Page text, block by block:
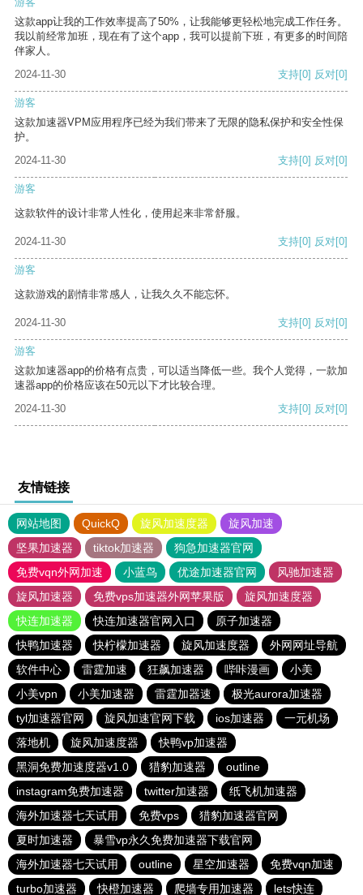
这款app让我的工作效率提高了50%，让我能够更轻松地完成工作任务。
我以前经常加班，现在有了这个app，我可以提前下班，有更多的时间陪
伴家人。
2024-11-30
支持[0] 反对[0]
游客
这款加速器VPM应用程序已经为我们带来了无限的隐私保护和安全性保
护。
2024-11-30
支持[0] 反对[0]
游客
这款软件的设计非常人性化，使用起来非常舒服。
2024-11-30 支持[0] 反对[0]
游客
这款游戏的剧情非常感人，让我久久不能忘怀。
2024-11-30 支持[0] 反对[0]
游客
这款加速器app的价格有点贵，可以适当降低一些。我个人觉得，一款加
速器app的价格应该在50元以下才比较合理。
2024-11-30
支持[0] 反对[0]
友情链接
网站地图 QuickQ 旋风加速度器
旋风加速
坚果加速器
tiktok加速器
狗急加速器官网
免费vqn外网加速
小蓝鸟 优途加速器官网
风驰加速器
旋风加速器
免费vps加速器外网苹果版
旋风加速度器
快连加速器
快连加速器官网入口
原子加速器
快鸭加速器
快柠檬加速器 旋风加速度器
外网网址导航
软件中心
雷霆加速 狂飙加速器 哔咔漫画
小美
小美vpn
小美加速器 雷霆加器速
极光aurora加速器
tyl加速器官网
旋风加速官网下载 ios加速器
一元机场
落地机
旋风加速度器
快鸭vp加速器
黑洞免费加速度器v1.0
猎豹加速器
outline
instagram免费加速器
twitter加速器
纸飞机加速器
海外加速器七天试用
免费vps
猎豹加速器官网
夏时加速器
暴雪vp永久免费加速器下载官网
海外加速器七天试用
outline 星空加速器
免费vqn加速
turbo加速器
快橙加速器 爬墙专用加速器 lets快连